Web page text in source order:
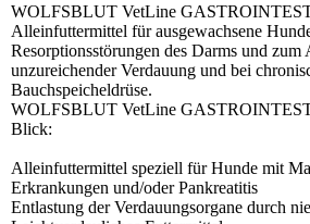
WOLFSBLUT VetLine
Alleinfuttermittel für ausgewachsene
Resorptionsstörungen des Darms und zum
unzureichender Verdauung und bei
Bauchspeicheldrüse.
WOLFSBLUT VetLine
Blick:
Alleinfuttermittel speziell für Hunde mit
Erkrankungen und/oder Pankreatitis
Entlastung der Verdauungsorgane durch